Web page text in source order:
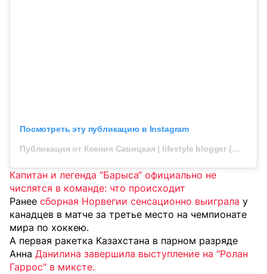
Посмотреть эту публикацию в Instagram
Публикация от Ксения Савицкая | lifestyle blogger (@xeniyasava)
Капитан и легенда “Барыса“ официально не
числятся в команде: что происходит
Ранее сборная Норвегии сенсационно выиграла у
канадцев в матче за третье место на чемпионате
мира по хоккею.
А первая ракетка Казахстана в парном разряде
Анна Данилина завершила выступление на "Ролан
Гаррос" в миксте.